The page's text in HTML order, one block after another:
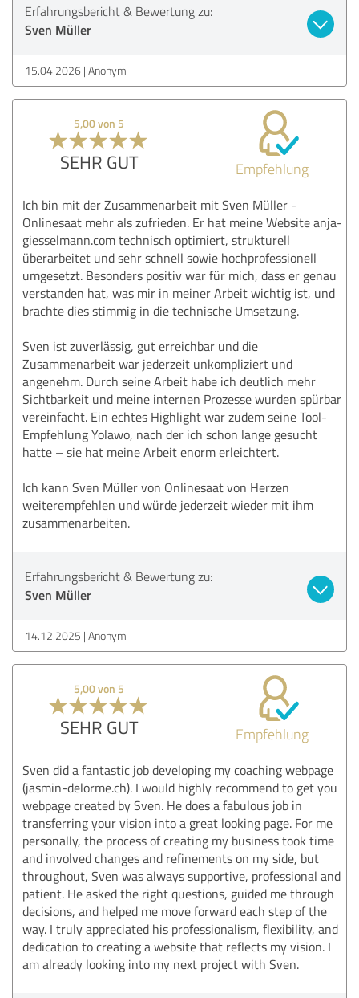
Erfahrungsbericht & Bewertung zu:
Sven Müller
15.04.2026 Anonym
5,00 von 5
SEHR GUT Empfehlung
Ich bin mit der Zusammenarbeit mit Sven Müller -
Onlinesaat mehr als zufrieden. Er hat meine Website anja-
giesselmann.com technisch optimiert, strukturell
überarbeitet und sehr schnell sowie hochprofessionell
umgesetzt. Besonders positiv war für mich, dass er genau
verstanden hat, was mir in meiner Arbeit wichtig ist, und
brachte dies stimmig in die technische Umsetzung.
Sven ist zuverlässig, gut erreichbar und die
Zusammenarbeit war jederzeit unkompliziert und
angenehm. Durch seine Arbeit habe ich deutlich mehr
Sichtbarkeit und meine internen Prozesse wurden spürbar
vereinfacht. Ein echtes Highlight war zudem seine Tool-
Empfehlung Yolawo, nach der ich schon lange gesucht
hatte – sie hat meine Arbeit enorm erleichtert.
Ich kann Sven Müller von Onlinesaat von Herzen
weiterempfehlen und würde jederzeit wieder mit ihm
zusammenarbeiten.
Erfahrungsbericht & Bewertung zu:
Sven Müller
14.12.2025 Anonym
5,00 von 5
SEHR GUT Empfehlung
Sven did a fantastic job developing my coaching webpage
(jasmin-delorme.ch). I would highly recommend to get you
webpage created by Sven. He does a fabulous job in
transferring your vision into a great looking page. For me
personally, the process of creating my business took time
and involved changes and refinements on my side, but
throughout, Sven was always supportive, professional and
patient. He asked the right questions, guided me through
decisions, and helped me move forward each step of the
way. I truly appreciated his professionalism, flexibility, and
dedication to creating a website that reflects my vision. I
am already looking into my next project with Sven.